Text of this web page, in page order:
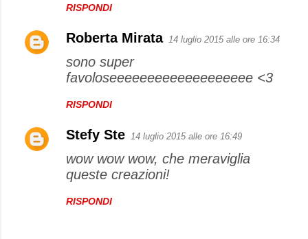
RISPONDI
Roberta Mirata 14 luglio 2015 alle ore 16:34
sono super
favoloseeeeeeeeeeeeeeeeeee <3
RISPONDI
Stefy Ste 14 luglio 2015 alle ore 16:49
wow wow wow, che meraviglia
queste creazioni!
RISPONDI